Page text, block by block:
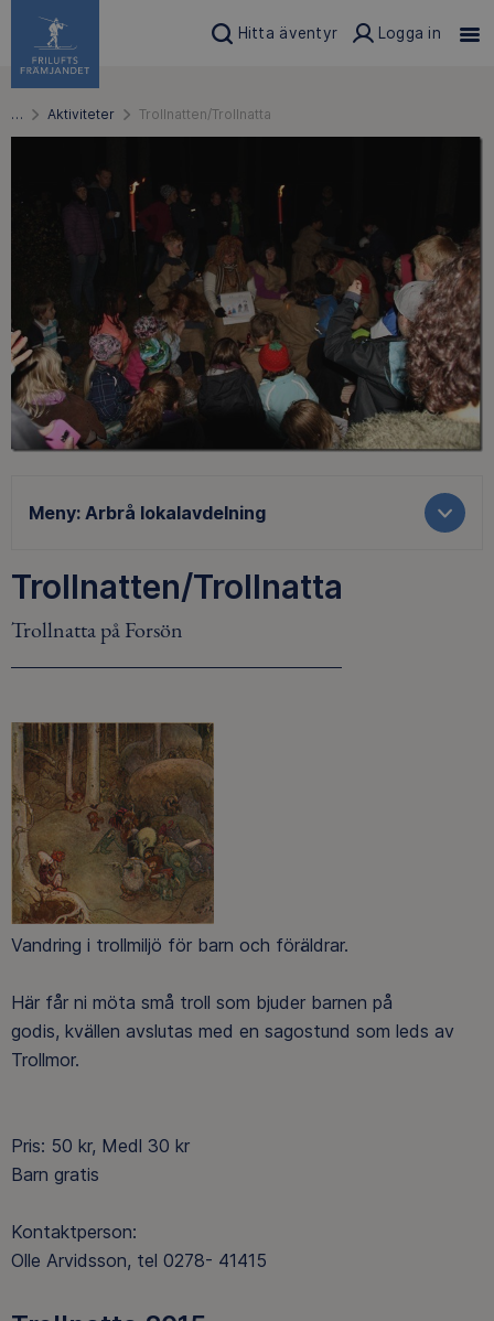
Hitta äventyr Logga in
… Aktiviteter Trollnatten/Trollnatta
Meny: Arbrå lokalavdelning
Trollnatten/Trollnatta
Trollnatta på Forsön
Vandring i trollmiljö för barn och föräldrar.
Här får ni möta små troll som bjuder barnen på
godis, kvällen avslutas med en sagostund som leds av
Trollmor.
Pris: 50 kr, Medl 30 kr
Barn gratis
Kontaktperson:
Olle Arvidsson, tel 0278- 41415